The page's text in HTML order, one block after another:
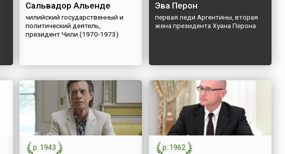
Сальвадор Альенде
чилийский государственный и
политический деятель,
президент Чили (1970-1973)
Эва Перон
первая леди Аргентины, вторая
жена президента Хуана Перона
р. 1943 р. 1962